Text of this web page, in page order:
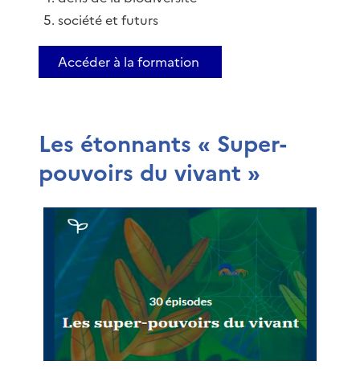
société et futurs
Accéder à la formation
Les étonnants « Super-
pouvoirs du vivant »